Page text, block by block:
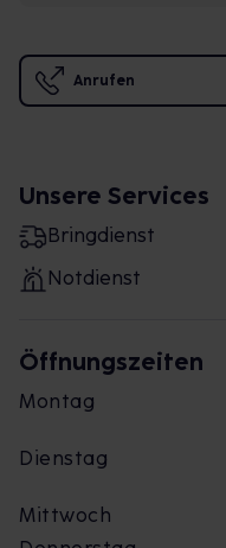
Anrufen
Unsere Services
Bringdienst
Notdienst
Öffnungszeiten
Montag
Dienstag
Mittwoch